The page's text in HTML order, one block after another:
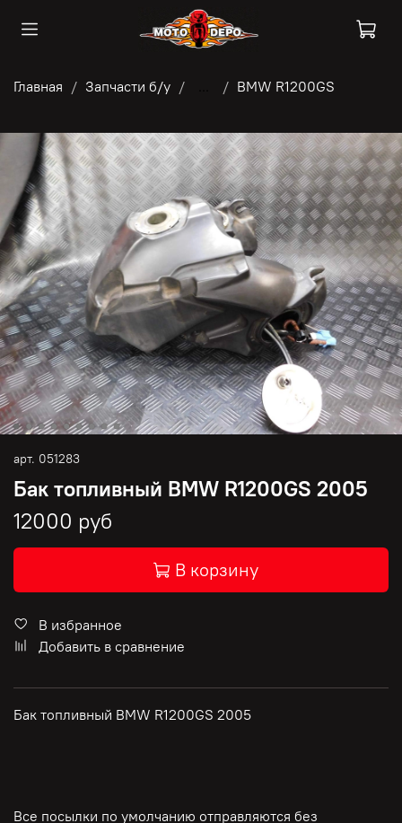
Главная Запчасти б/у BMW R1200GS
арт. 051283
Бак топливный BMW R1200GS 2005
12000 руб
В корзину
В избранное
Добавить в сравнение
Бак топливный BMW R1200GS 2005
Все посылки по умолчанию отправляются без